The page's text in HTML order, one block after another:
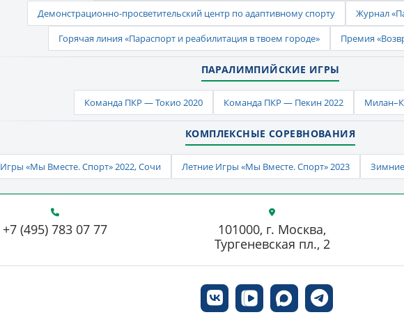
Демонстрационно-просветительский центр по адаптивному спорту
Журнал
Горячая линия «Параспорт и реабилитация в твоем городе»
Премия
ПАРАЛИМПИЙСКИЕ ИГРЫ
Команда ПКР — Токио 2020 Команда ПКР — Пекин 2022
КОМПЛЕКСНЫЕ СОРЕВНОВАНИЯ
Игры «Мы Вместе. Спорт» 2022, Сочи Летние Игры «Мы Вместе. Спорт» 2023
+7 (495) 783 07 77
101000, г. Москва,
Тургеневская пл., 2